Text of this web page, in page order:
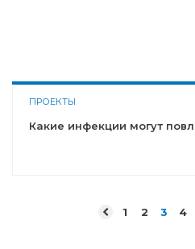
ПРОЕКТЫ
Какие инфекции могут
1 2 3 4